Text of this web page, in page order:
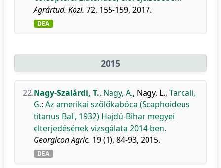
Agrártud. Közl. 72, 155-159, 2017.
DEA
2015
22.Nagy-Szalárdi, T., Nagy, A., Nagy, L., Tarcali,
G.: Az amerikai szőlőkabóca (Scaphoideus
titanus Ball, 1932) Hajdú-Bihar megyei
elterjedésének vizsgálata 2014-ben.
Georgicon Agric. 19 (1), 84-93, 2015.
DEA